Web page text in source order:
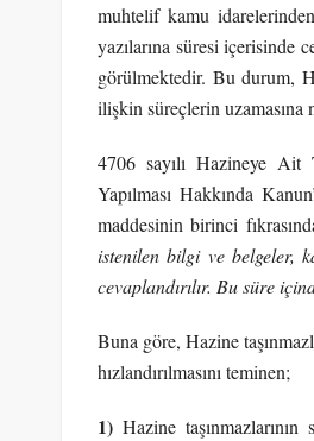
muhtelif kamu
yazılarına süresi içerisinde
görülmektedir. Bu durum,
ilişkin süreçlerin uzamasına
4706 sayılı Hazineye Ait
Yapılması Hakkında
maddesinin birinci
istenilen bilgi ve belgeler,
cevaplandırılır. Bu süre
Buna göre, Hazine
hızlandırılmasını teminen;
1)Hazine